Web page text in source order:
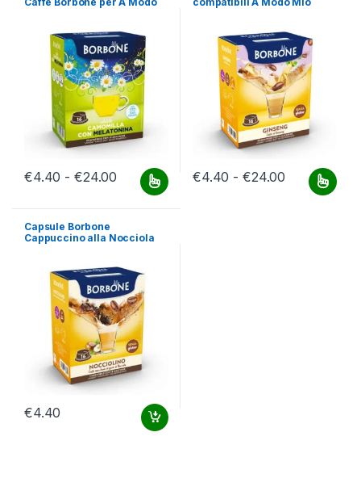
€4.40 - €24.00 Fascia di prezzo: da €4.40 a €24.00
Questo prodotto ha più varianti. Le opzioni possono essere
€4.40 - €24.00 Fascia di
Questo prodotto ha più
Capsule Borbone
Cappuccino alla Nocciola
€4.40